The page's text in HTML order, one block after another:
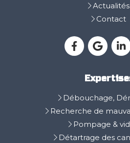
Actualités
Contact
Débouchage,
Recherche de
Pompage &
Détartrage des